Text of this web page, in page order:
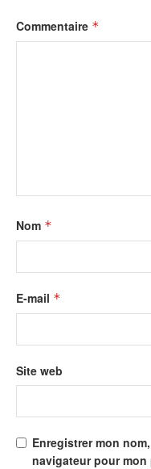
Commentaire *
Nom *
E-mail *
Site web
Enregistrer mon
navigateur pour